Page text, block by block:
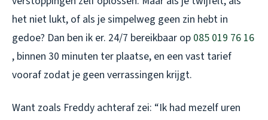
het niet lukt, of als je simpelweg geen zin hebt in
gedoe? Dan ben ik er. 24/7 bereikbaar op 085 019 76 16
, binnen 30 minuten ter plaatse, en een vast tarief
vooraf zodat je geen verrassingen krijgt.
Want zoals Freddy achteraf zei: “Ik had mezelf uren